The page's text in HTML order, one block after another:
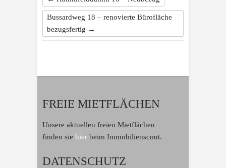
Bussardweg 18 – renovierte Bürofläche
bezugsfertig →
FREIE MIETFLÄCHEN
Unsere aktuellen freien Mietflächen
finden sie hier beim Immobilienscout.
DATENSCHUTZ